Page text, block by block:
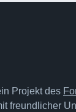
Projekt des
freundlicher